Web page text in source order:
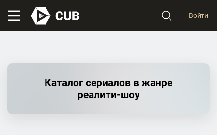
Войти
Каталог сериалов в жанре
реалити-шоу